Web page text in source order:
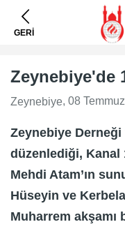
GERİ
Zeynebiye'de
Zeynebiye, 08
Zeynebiye
düzenlediği, Kanal
Mehdi Atam’ın
Hüseyin ve
Muharrem